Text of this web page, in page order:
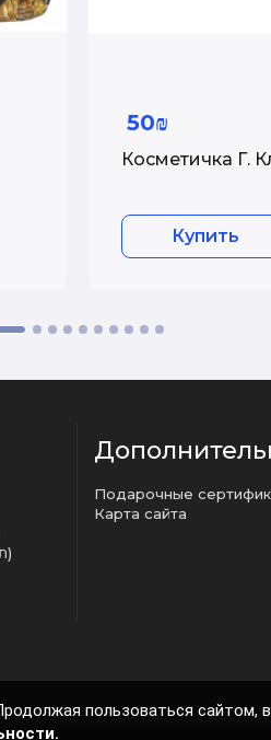
50₪
Косметичка Г.
Купить
Пользовательское соглашение (תקנון)
Подарочные
Карта сайта
пользоваться сайтом,